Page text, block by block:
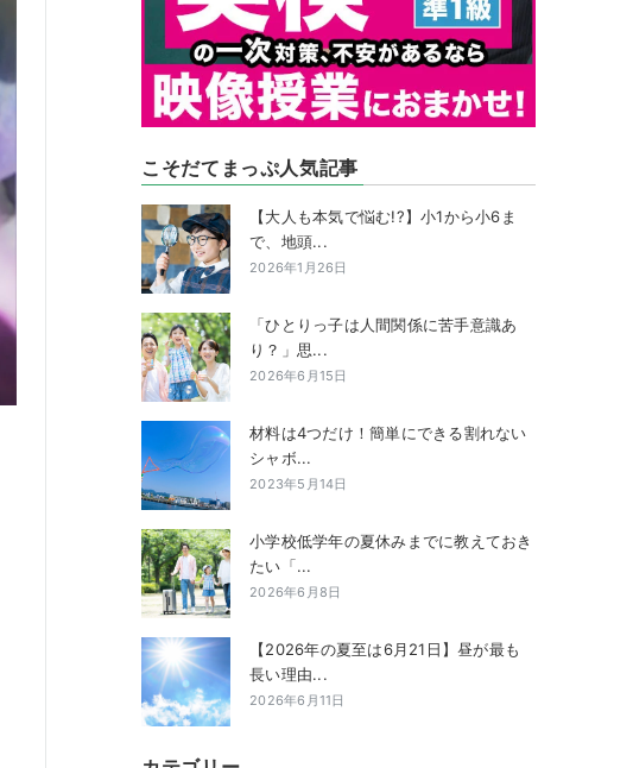
こそだてまっぷ人気記事
【大人も本気で悩む!?】小1から小6ま
で、地頭...
2026年1月26日
「ひとりっ子は人間関係に苦手意識あ
り？」思...
2026年6月15日
材料は4つだけ！簡単にできる割れない
シャボ...
2023年5月14日
小学校低学年の夏休みまでに教えておき
たい「...
2026年6月8日
【2026年の夏至は6月21日】昼が最も
長い理由...
2026年6月11日